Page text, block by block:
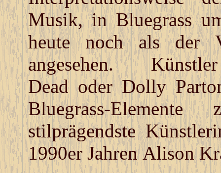
Musik, in Bluegrass
heute noch als der
angesehen. K
Deadoder Dolly
Bluegrass-
stilprägendste
1990er Jahren Alison